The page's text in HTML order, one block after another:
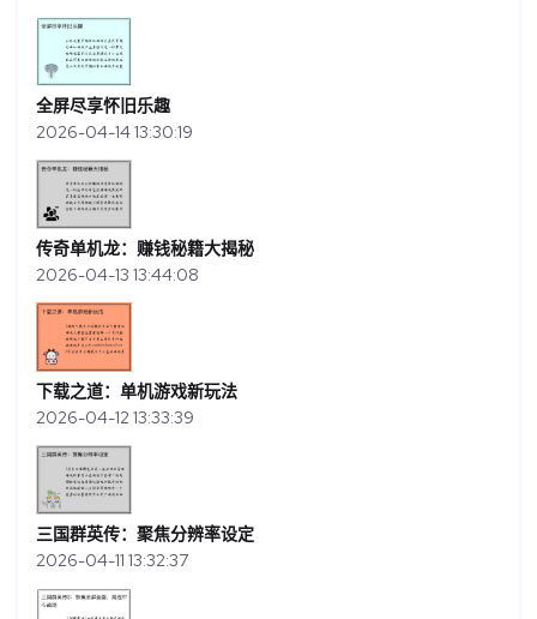
全屏尽享怀旧乐趣
2026-04-14 13:30:19
传奇单机龙：赚钱秘籍大揭秘
2026-04-13 13:44:08
下载之道：单机游戏新玩法
2026-04-12 13:33:39
三国群英传：聚焦分辨率设定
2026-04-11 13:32:37